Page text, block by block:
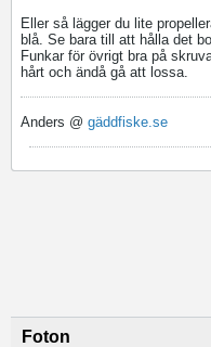
Eller så lägger du lite
blå. Se bara till att hålla det
Funkar för övrigt bra på
hårt och ändå gå att lossa.
Anders @ gäddfiske.se
Foton